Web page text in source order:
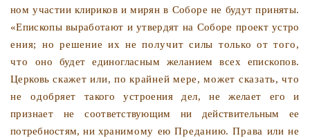
ном участии клириков и мирян в Соборе не будут приняты.
«Епископы выработают и утвердят на Соборе проект устро­
ения; но решение их не получит силы только от того,
что оно будет единогласным желанием всех епископов.
Церковьскажет или, по крайней мере, может сказать, что
не одоб­ряет такого устроения дел, не желает его и
признает не со­ответствующим ни действительным ее
потребностям, ни хра­нимому ею Преданию. Права или не